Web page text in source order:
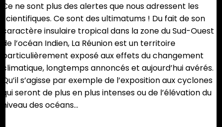
Ce ne sont plus des alertes que nous adressent les
scientifiques. Ce sont des ultimatums ! Du fait de son
caractère insulaire tropical dans la zone du Sud-Ouest
de l’océan Indien, La Réunion est un territoire
particulièrement exposé aux effets du changement
climatique, longtemps annoncés et aujourd’hui avérés.
Qu’il s’agisse par exemple de l’exposition aux cyclones
qui seront de plus en plus intenses ou de l’élévation du
niveau des océans…